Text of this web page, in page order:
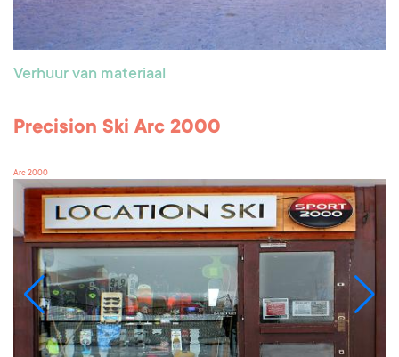
Verhuur van materiaal
Precision Ski Arc 2000
Arc 2000